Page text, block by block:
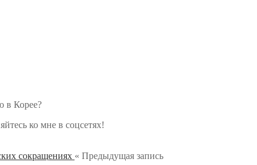
в Корее?
ко мне в соцсетях!
« Предыдущая запись